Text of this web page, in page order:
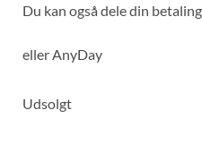
Du kan også dele din
eller AnyDay
Udsolgt